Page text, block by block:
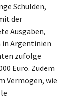
Schulden,
der
Ausgaben,
in Argentinien
zufolge
Euro. Zudem
Vermögen, wie